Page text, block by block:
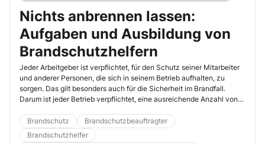
Nichts anbrennen lassen:
Aufgaben und Ausbildung von
Brandschutzhelfern
Jeder Arbeitgeber ist verpflichtet, für den Schutz seiner Mitarbeiter
und anderer Personen, die sich in seinem Betrieb aufhalten, zu
sorgen. Das gilt besonders auch für die Sicherheit im Brandfall.
Darum ist jeder Betrieb verpflichtet, eine ausreichende Anzahl von
lassen. In bestimmten Fällen müssen darüber hinaus auch
Brandschutzbeauftragte bestimmt werden.
Brandschutz
Brandschutzbeauftragter
Brandschutzhelfer